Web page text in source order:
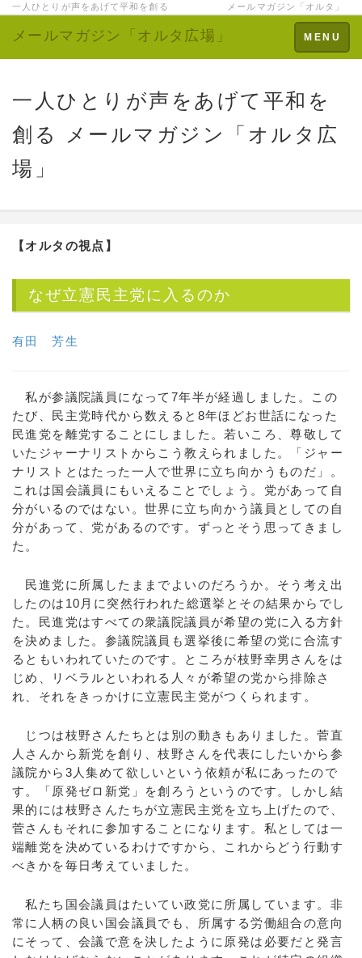
一人ひとりが声をあげて平和を創る メールマガジン「オルタ」
Toggle
navigation
MENU
メールマガジン「オルタ広場」
一人ひとりが声をあげて平和を
創る メールマガジン「オルタ広
場」
【オルタの視点】
なぜ立憲民主党に入るのか
有田 芳生
私が参議院議員になって7年半が経過しました。この
たび、民主党時代から数えると8年ほどお世話になった
民進党を離党することにしました。若いころ、尊敬して
いたジャーナリストからこう教えられました。「ジャー
ナリストとはたった一人で世界に立ち向かうものだ」。
これは国会議員にもいえることでしょう。党があって自
分がいるのではない。世界に立ち向かう議員としての自
分があって、党があるのです。ずっとそう思ってきまし
た。
民進党に所属したままでよいのだろうか。そう考え出
したのは10月に突然行われた総選挙とその結果からでし
た。民進党はすべての衆議院議員が希望の党に入る方針
を決めました。参議院議員も選挙後に希望の党に合流す
るともいわれていたのです。ところが枝野幸男さんをは
じめ、リベラルといわれる人々が希望の党から排除さ
れ、それをきっかけに立憲民主党がつくられます。
じつは枝野さんたちとは別の動きもありました。菅直
人さんから新党を創り、枝野さんを代表にしたいから参
議院から3人集めて欲しいという依頼が私にあったので
す。「原発ゼロ新党」を創ろうというのです。しかし結
果的には枝野さんたちが立憲民主党を立ち上げたので、
菅さんもそれに参加することになります。私としては一
端離党を決めているわけですから、これからどう行動す
べきかを毎日考えていました。
私たち国会議員はたいてい政党に所属しています。非
常に人柄の良い国会議員でも、所属する労働組合の意向
にそって、会議で意を決したように原発は必要だと発言